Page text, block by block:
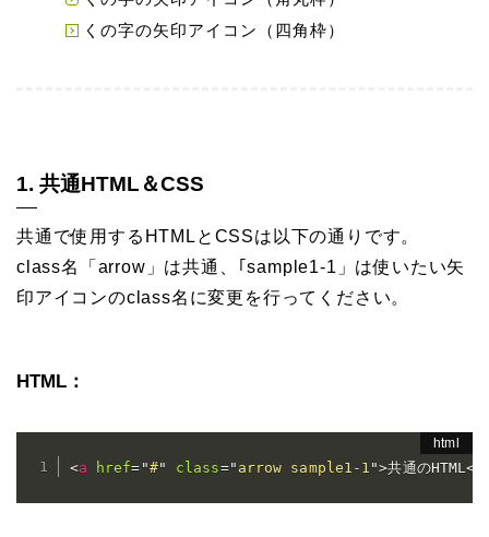
くの字の矢印アイコン（四角枠）
1. 共通HTML＆CSS
共通で使用するHTMLとCSSは以下の通りです。
class名「arrow」は共通、｢sample1-1」は使いたい矢
印アイコンのclass名に変更を行ってください。
HTML：
<a href= "#" class=" arrow sample1-1 ">共通のHTML</